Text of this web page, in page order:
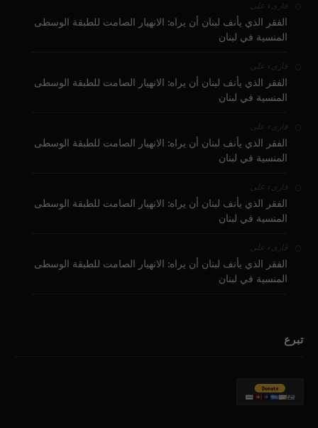
قارىء على
الفقر الذي يأنف لبنان أن يراه: الانهيار الصامت للطبقة الوسطى
المنسية في لبنان
قارىء على
الفقر الذي يأنف لبنان أن يراه: الانهيار الصامت للطبقة الوسطى
المنسية في لبنان
قارىء على
الفقر الذي يأنف لبنان أن يراه: الانهيار الصامت للطبقة الوسطى
المنسية في لبنان
قارىء على
الفقر الذي يأنف لبنان أن يراه: الانهيار الصامت للطبقة الوسطى
المنسية في لبنان
قارىء على
الفقر الذي يأنف لبنان أن يراه: الانهيار الصامت للطبقة الوسطى
المنسية في لبنان
تبرع